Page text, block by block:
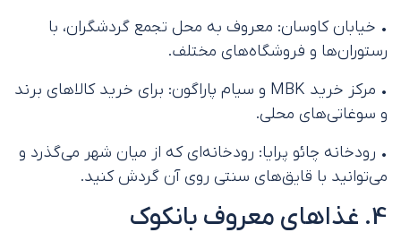
• خیابان کاوسان: معروف به محل تجمع گردشگران، با
رستوران‌ها و فروشگاه‌های مختلف.
• مرکز خرید MBK و سیام پاراگون: برای خرید کالاهای برند
و سوغاتی‌های محلی.
• رودخانه چائو پرایا: رودخانه‌ای که از میان شهر می‌گذرد و
می‌توانید با قایق‌های سنتی روی آن گردش کنید.
4. غذاهای معروف بانکوک